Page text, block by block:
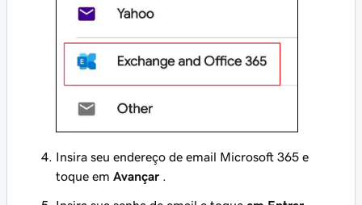
Insira seu endereço de email Microsoft 365 e
toque em Avançar .